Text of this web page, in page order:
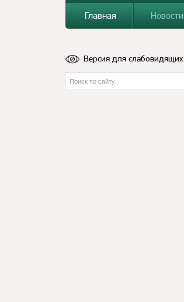
Главная Новости
Версия для слабовидящих